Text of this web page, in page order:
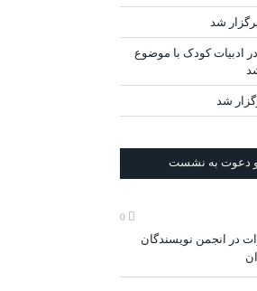
شد
کودک با موضوع
شد
و دعوت به نشست
در انجمن نویسندگان